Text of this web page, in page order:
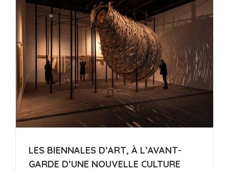
LES BIENNALES D’ART, À L’AVANT-
GARDE D’UNE NOUVELLE CULTURE